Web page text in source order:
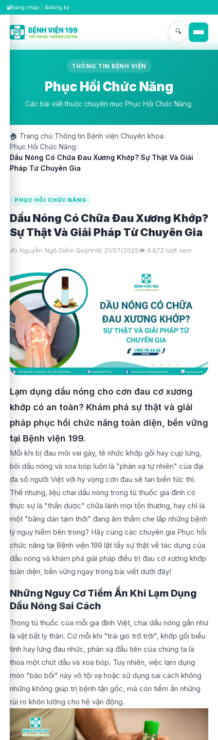
🔐Đăng nhập 📝Đăng ký
🔍
THÔNG TIN BỆNH VIỆN
Phục Hồi Chức Năng
Các bài viết thuộc chuyên mục Phục Hồi Chức Năng.
🏠 Trang chủ/Thông tin Bệnh viện/Chuyên khoa/
Phục Hồi Chức Năng/
Dầu Nóng Có Chữa Đau Xương Khớp? Sự Thật Và Giải
Pháp Từ Chuyên Gia
PHỤC HỒI CHỨC NĂNG
Dầu Nóng Có Chữa Đau Xương Khớp?
Sự Thật Và Giải Pháp Từ Chuyên Gia
✍️ Nguyễn Ngô Diễm Quỳnh📅 21/07/2025👁️ 4.872 lượt xem
Lạm dụng dầu nóng cho cơn đau cơ xương
khớp có an toàn? Khám phá sự thật và giải
pháp phục hồi chức năng toàn diện, bền vững
tại Bệnh viện 199.
Mỗi khi bị đau mỏi vai gáy, tê nhức khớp gối hay cụp lưng,
bôi dầu nóng và xoa bóp luôn là "phản xạ tự nhiên" của đại
đa số người Việt với hy vọng cơn đau sẽ tan biến tức thì.
Thế nhưng, liệu chai dầu nóng trong tủ thuốc gia đình có
thực sự là "thần dược" chữa lành mọi tổn thương, hay chỉ là
một "băng dán tạm thời" đang âm thầm che lấp những bệnh
lý nguy hiểm bên trong? Hãy cùng các chuyên gia Phục hồi
chức năng tại Bệnh viện 199 lật tẩy sự thật về tác dụng của
dầu nóng và khám phá giải pháp điều trị đau cơ xương khớp
toàn diện, bền vững ngay trong bài viết dưới đây!
Những Nguy Cơ Tiềm Ẩn Khi Lạm Dụng
Dầu Nóng Sai Cách
Trong tủ thuốc của mỗi gia đình Việt, chai dầu nóng gần như
là vật bất ly thân. Cứ mỗi khi "trái gió trở trời", khớp gối biểu
tình hay lưng đau nhức, phản xạ đầu tiên của chúng ta là
thoa một chút dầu và xoa bóp. Tuy nhiên, việc lạm dụng
món "bảo bối" này vô tội vạ hoặc sử dụng sai cách không
những không giúp trị bệnh tận gốc, mà còn tiềm ẩn những
rủi ro khôn lường cho hệ vận động.